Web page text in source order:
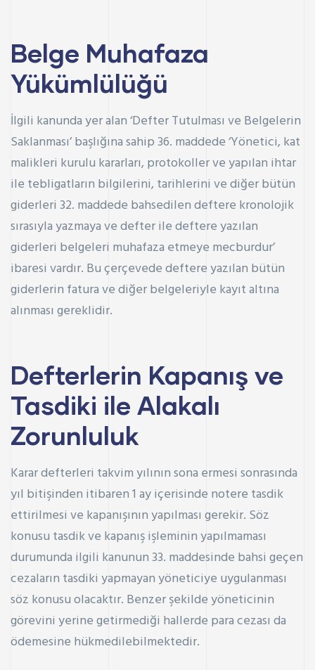
Belge Muhafaza
Yükümlülüğü
İlgili kanunda yer alan ‘Defter Tutulması ve Belgelerin
Saklanması’ başlığına sahip 36. maddede ‘Yönetici, kat
malikleri kurulu kararları, protokoller ve yapılan ihtar
ile tebligatların bilgilerini, tarihlerini ve diğer bütün
giderleri 32. maddede bahsedilen deftere kronolojik
sırasıyla yazmaya ve defter ile deftere yazılan
giderleri belgeleri muhafaza etmeye mecburdur’
ibaresi vardır. Bu çerçevede deftere yazılan bütün
giderlerin fatura ve diğer belgeleriyle kayıt altına
alınması gereklidir.
Defterlerin Kapanış ve
Tasdiki ile Alakalı
Zorunluluk
Karar defterleri takvim yılının sona ermesi sonrasında
yıl bitişinden itibaren 1 ay içerisinde notere tasdik
ettirilmesi ve kapanışının yapılması gerekir. Söz
konusu tasdik ve kapanış işleminin yapılmaması
durumunda ilgili kanunun 33. maddesinde bahsi geçen
cezaların tasdiki yapmayan yöneticiye uygulanması
söz konusu olacaktır. Benzer şekilde yöneticinin
görevini yerine getirmediği hallerde para cezası da
ödemesine hükmedilebilmektedir.